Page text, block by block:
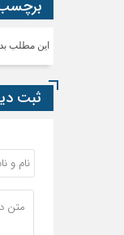
این مطلب
ثبت